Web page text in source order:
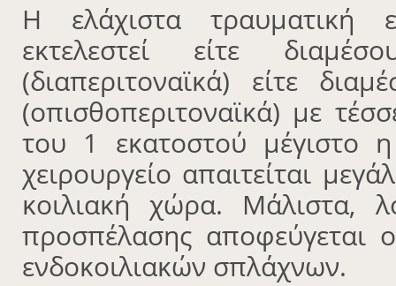
Η ελάχιστα τραυματική
εκτελεστεί είτε
(διαπεριτοναϊκά) είτε
(οπισθοπεριτοναϊκά) με
του 1 εκατοστού μέγιστο
χειρουργείο απαιτείται
κοιλιακή χώρα. Μάλιστα,
προσπέλασης αποφεύγεται
ενδοκοιλιακών σπλάχνων.